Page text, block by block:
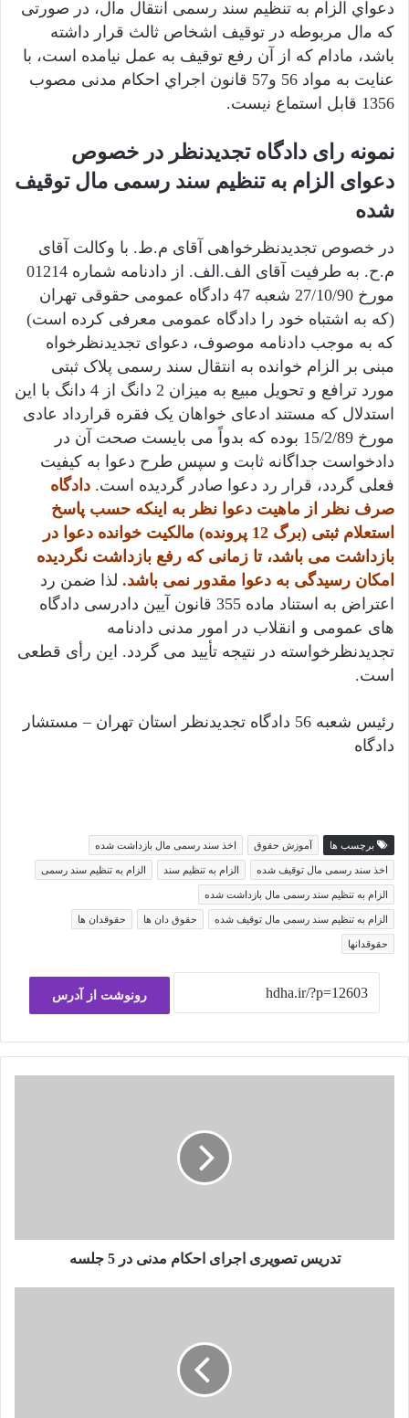
دﻋﻮاي اﻟﺰام ﺑﻪ ﺗﻨﻈﯿﻢ ﺳﻨﺪ رﺳﻤﯽ اﻧﺘﻘﺎل ﻣال، در ﺻﻮرﺗﯽ
ﮐﻪ ﻣال ﻣﺮﺑﻮﻃﻪ در ﺗﻮﻗﯿﻒ اﺷﺨﺎص ﺛﺎﻟﺚ ﻗﺮار داﺷﺘﻪ
ﺑﺎﺷﺪ، ﻣﺎدام ﮐﻪ از آن رﻓﻊ ﺗﻮﻗﯿﻒ ﺑﻪ ﻋﻤﻞ ﻧﯿﺎﻣﺪه اﺳﺖ، ﺑﺎ
ﻋﻨﺎﯾﺖ ﺑﻪ ﻣﻮاد 56 و57 ﻗﺎﻧﻮن اﺟﺮاي اﺣﮑﺎم ﻣﺪﻧﯽ ﻣﺼﻮب
1356 ﻗﺎﺑﻞ اﺳﺘﻤﺎع ﻧیست.
نمونه رای دادگاه تجدیدنظر در خصوص
دعوای الزام به تنظیم سند رسمی مال توقیف
شده
در خصوص تجدیدنظرخواهی آقای م.ط. با وکالت آقای
م.ح. به طرفیت آقای الف.الف. از دادنامه شماره 01214
مورخ 27/10/90 شعبه 47 دادگاه عمومی حقوقی تهران
(که به اشتباه خود را دادگاه عمومی معرفی کرده است)
که به موجب دادنامه موصوف، دعوای تجدیدنظرخواه
مبنی بر الزام خوانده به انتقال سند رسمی پلاک ثبتی
مورد ترافع و تحویل مبیع به میزان 2 دانگ از 4 دانگ با این
استدلال که مستند ادعای خواهان یک فقره قرارداد عادی
مورخ 15/2/89 بوده که بدواً می بایست صحت آن در
دادخواست جداگانه ثابت و سپس طرح دعوا به کیفیت
فعلی گردد، قرار رد دعوا صادر گردیده است. دادگاه
صرف نظر از ماهیت دعوا نظر به اینکه حسب پاسخ
استعلام ثبتی (برگ 12 پرونده) مالکیت خوانده دعوا در
بازداشت می باشد، تا زمانی که رفع بازداشت نگردیده
امکان رسیدگی به دعوا مقدور نمی باشد. لذا ضمن رد
اعتراض به استناد ماده 355 قانون آیین دادرسی دادگاه
های عمومی و انقلاب در امور مدنی دادنامه
تجدیدنظرخواسته در نتیجه تأیید می گردد. این رأی قطعی
است.
رئیس شعبه 56 دادگاه تجدیدنظر استان تهران – مستشار
دادگاه
برچسب ها آموزش حقوق اخذ سند رسمی مال بازداشت شده
اخذ سند رسمی مال توقیف شده الزام به تنظیم سند الزام به تنظیم سند رسمی
الزام به تنظیم سند رسمی مال بازداشت شده
الزام به تنظیم سند رسمی مال توقیف شده حقوق دان ها حقوقدان ها
حقوقدانها
رونوشت از آدرس
تدریس تصویری اجرای احکام مدنی در 5 جلسه